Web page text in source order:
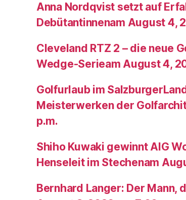
Anna Nordqvist setzt auf
Debütantinnenam August 4,
Cleveland RTZ 2 – die neue
Wedge-Serieam August 4,
Golfurlaub im
Meisterwerken der
p.m.
Shiho Kuwaki gewinnt AIG
Henseleit im Stechenam
Bernhard Langer: Der Mann,